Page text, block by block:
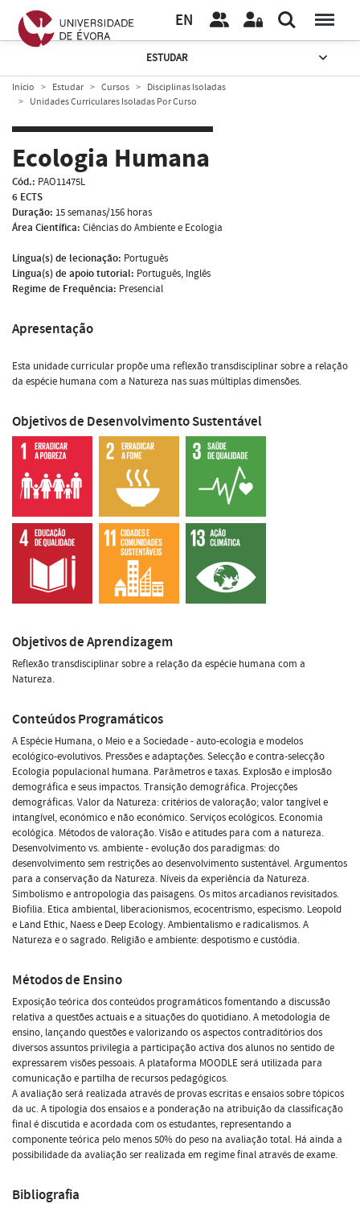
EN
ESTUDAR
Início Estudar Cursos
Disciplinas Isoladas
Unidades Curriculares Isoladas Por Curso
Ecologia Humana
Cód.: PAO11475L
6 ECTS
Duração: 15 semanas/156 horas
Área Científica: Ciências do Ambiente e Ecologia
Língua(s) de lecionação: Português
Língua(s) de apoio tutorial: Português, Inglês
Regime de Frequência: Presencial
Apresentação
Esta unidade curricular propõe uma reflexão transdisciplinar sobre a relação
da espécie humana com a Natureza nas suas múltiplas dimensões.
Objetivos de Desenvolvimento Sustentável
Objetivos de Aprendizagem
Reflexão transdisciplinar sobre a relação da espécie humana com a
Natureza.
Conteúdos Programáticos
A Espécie Humana, o Meio e a Sociedade - auto-ecologia e modelos
ecológico-evolutivos. Pressões e adaptações. Selecção e contra-selecção
Ecologia populacional humana. Parâmetros e taxas. Explosão e implosão
demográfica e seus impactos. Transição demográfica. Projecções
demográficas. Valor da Natureza: critérios de valoração; valor tangível e
intangível, económico e não económico. Serviços ecológicos. Economia
ecológica. Métodos de valoração. Visão e atitudes para com a natureza.
Desenvolvimento vs. ambiente - evolução dos paradigmas: do
desenvolvimento sem restrições ao desenvolvimento sustentável. Argumentos
para a conservação da Natureza. Níveis da experiência da Natureza.
Simbolismo e antropologia das paisagens. Os mitos arcadianos revisitados.
Biofilia. Etica ambiental, liberacionismos, ecocentrismo, especismo. Leopold
e Land Ethic, Naess e Deep Ecology. Ambientalismo e radicalismos. A
Natureza e o sagrado. Religião e ambiente: despotismo e custódia.
Métodos de Ensino
Exposição teórica dos conteúdos programáticos fomentando a discussão
relativa a questões actuais e a situações do quotidiano. A metodologia de
ensino, lançando questões e valorizando os aspectos contraditórios dos
diversos assuntos privilegia a participação activa dos alunos no sentido de
expressarem visões pessoais. A plataforma MOODLE será utilizada para
comunicação e partilha de recursos pedagógicos.
A avaliação será realizada através de provas escritas e ensaios sobre tópicos
da uc. A tipologia dos ensaios e a ponderação na atribuição da classificação
final é discutida e acordada com os estudantes, representando a
componente teórica pelo menos 50% do peso na avaliação total. Há ainda a
possibilidade da avaliação ser realizada em regime final através de exame.
Bibliografia